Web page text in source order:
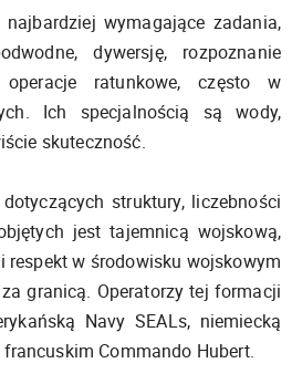
wymagające zadania,
dywersję, rozpoznanie
ratunkowe, często w
Ich specjalnością są wody,
skuteczność.
struktury, liczebności
jest tajemnicą wojskową,
respekt w środowisku wojskowym
granicą. Operatorzy tej formacji
Navy SEALs, niemiecką
Commando Hubert.